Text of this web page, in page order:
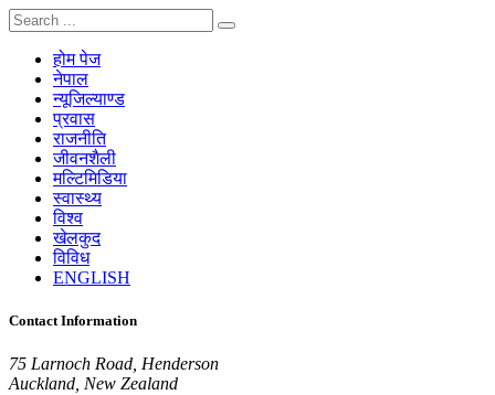
होम पेज
नेपाल
न्यूजिल्याण्ड
प्रवास
राजनीति
जीवनशैली
मल्टिमिडिया
स्वास्थ्य
विश्व
खेलकुद
विविध
ENGLISH
Contact Information
75 Larnoch Road, Henderson
Auckland, New Zealand